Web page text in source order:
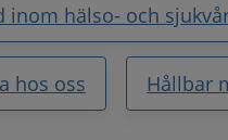
inom hälso- och
hos oss Hållbar